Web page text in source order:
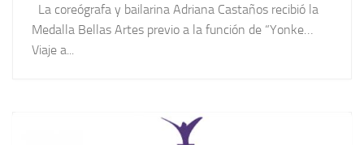
La coreógrafa y bailarina Adriana Castaños recibió la
Medalla Bellas Artes previo a la función de “Yonke…
Viaje a...